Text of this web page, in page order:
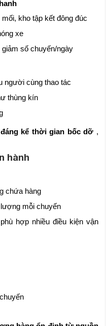
kho tập kết đông đúc
xe
số chuyến/ngày
người cùng thao tác
thùng kín
kể thời gian bốc dỡ ,
hành
chứa hàng
mỗi chuyến
hợp nhiều điều kiện vận